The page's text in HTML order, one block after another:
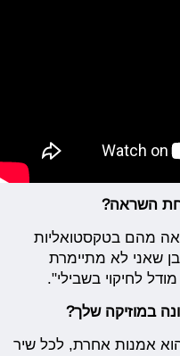
השראה?
מהם בטקסטואליות
שאני לא מתיימרת
לחיקוי בשבילי".
במוזיקה שלך?
אמנות אחרת, לכל שיר